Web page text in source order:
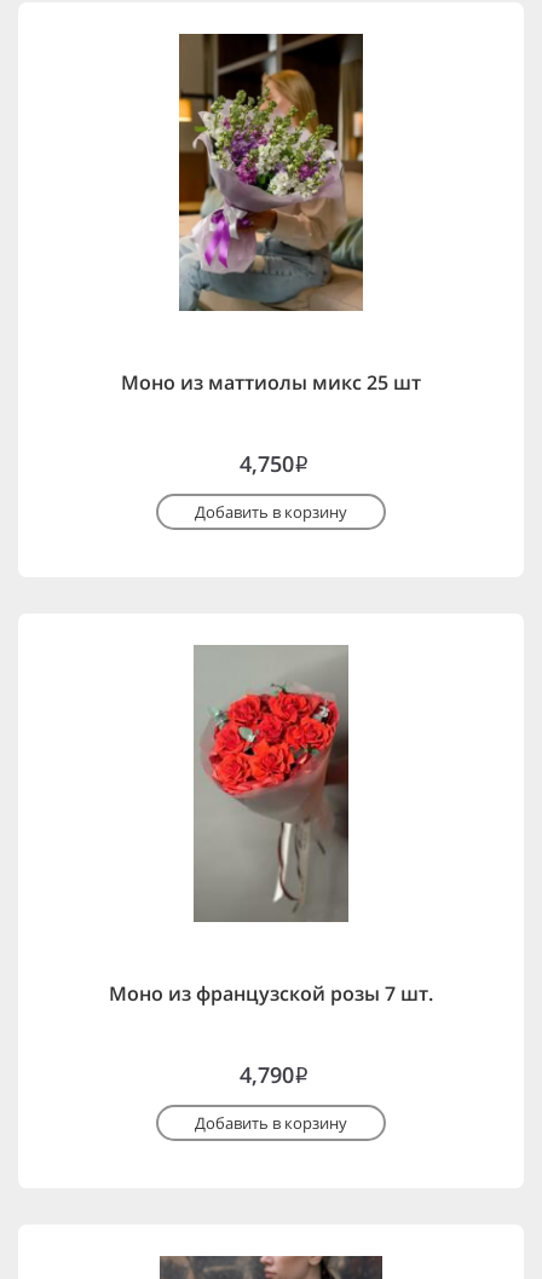
Моно из маттиолы микс 25 шт
4,750i
Добавить в корзину
Моно из французской розы 7 шт.
4,790i
Добавить в корзину